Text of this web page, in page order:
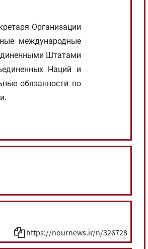
Организации
международные
Штатами
Наций и
обязанности по
https://nournews.ir/n/326728